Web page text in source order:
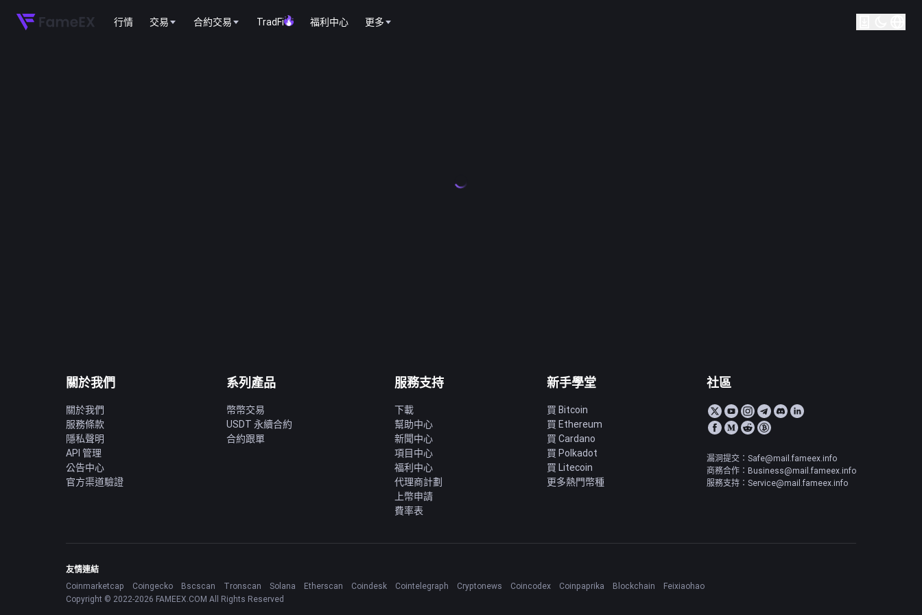
行情 交易 合約交易 TradFi 福利中心 更多
關於我們
關於我們
服務條款
隱私聲明
API 管理
公告中心
官方渠道驗證
系列產品
幣幣交易
USDT 永續合約
合約跟單
服務支持
下載
幫助中心
新聞中心
項目中心
福利中心
代理商計劃
上幣申請
費率表
新手學堂
買 Bitcoin
買 Ethereum
買 Cardano
買 Polkadot
買 Litecoin
更多熱門幣種
社區
漏洞提交：Safe@mail.fameex.info
商務合作：Business@mail.fameex.info
服務支持：Service@mail.fameex.info
友情連結
Coinmarketcap
Coingecko Bscscan Tronscan Solana Etherscan Coindesk Cointelegraph Cryptonews Coincodex Coinpaprika Blockchain
Feixiaohao
Copyright © 2022-2026 FAMEEX.COM All Rights Reserved